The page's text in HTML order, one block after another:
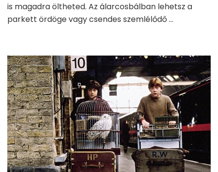
is magadra öltheted. Az álarcosbálban lehetsz a
parkett ördöge vagy csendes szemlélődő …